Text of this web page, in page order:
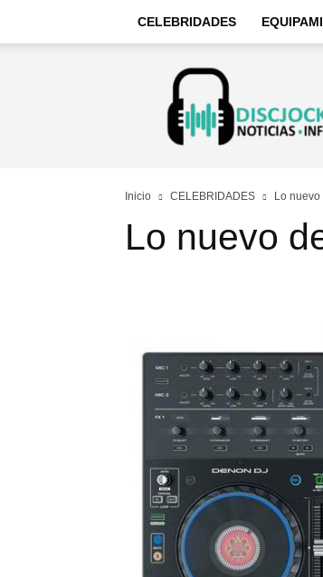
CELEBRIDADES
Discjockeys
Noticias
e
información
Inicio CELEBRIDADES Lo
Lo nuevo